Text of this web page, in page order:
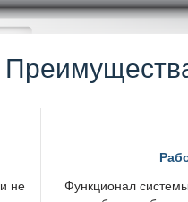
не
Функционал